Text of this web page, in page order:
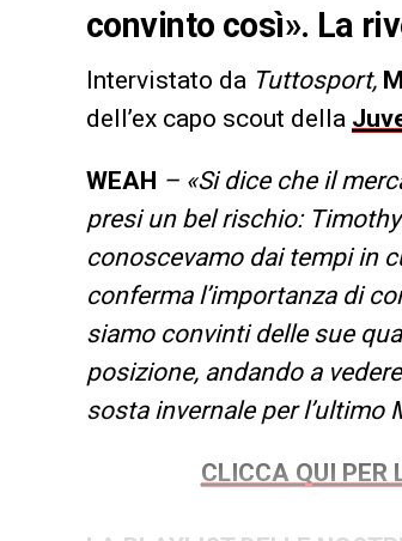
convinto così». La
Intervistato da Tuttosport,
dell’ex capo scout della
WEAH – «Si dice che il
presi un bel rischio:
conoscevamo dai tempi in
conferma l’importanza di
siamo convinti delle sue
posizione, andando a
sosta invernale per l’ultimo
CLICCA QUI PER